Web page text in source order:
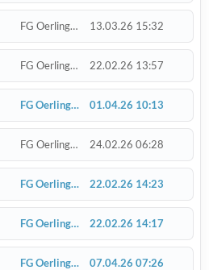
FG Oerlinghausen 13.03.26 15:32
FG Oerlinghausen 22.02.26 13:57
FG Oerlinghausen 01.04.26 10:13
FG Oerlinghausen 24.02.26 06:28
FG Oerlinghausen 22.02.26 14:23
FG Oerlinghausen 22.02.26 14:17
FG Oerlinghausen 07.04.26 07:26